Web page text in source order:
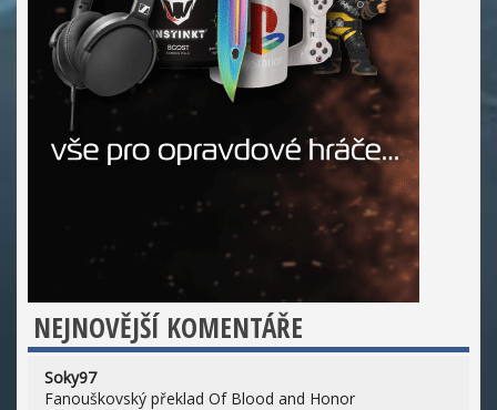
NEJNOVĚJŠÍ KOMENTÁŘE
Soky97
Fanouškovský překlad Of Blood and Honor